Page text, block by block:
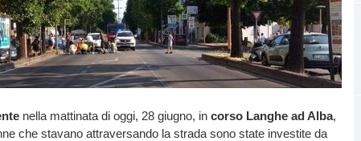
nella mattinata di oggi, 28 giugno, in corso Langhe ad Alba,
che stavano attraversando la strada sono state investite da